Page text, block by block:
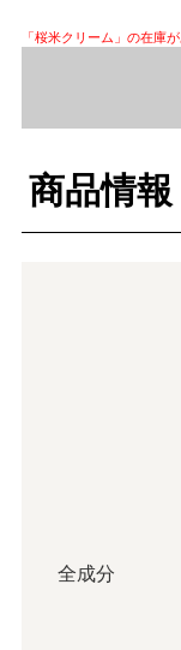
「桜米クリーム」の在庫が
商品情報
全成分